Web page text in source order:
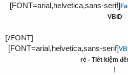
[FONT=arial,helvetica,sans-serif]
VBID
[/FONT]
[FONT=arial,helvetica,sans-serif]
rẻ - Tiết kiệm
!